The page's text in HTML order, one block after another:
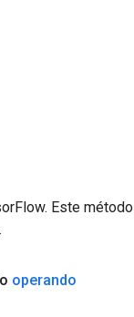
Este método
operando